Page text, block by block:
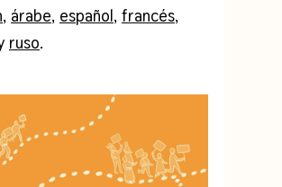
, árabe, español, francés,
ruso.